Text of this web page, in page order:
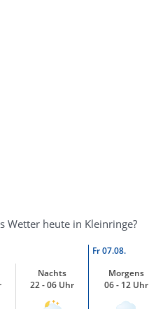
Wetter heute in Kleinringe?
Fr07.08.
Nachts
22 - 06 Uhr
Morgens
06 - 12 Uhr